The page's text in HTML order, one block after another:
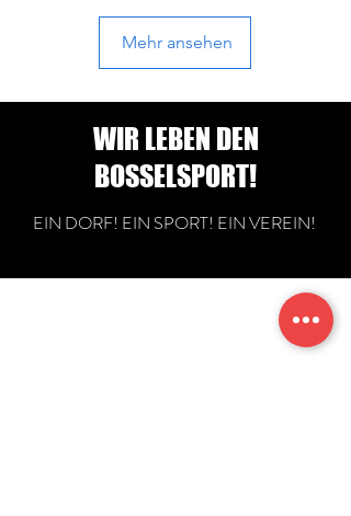
Mehr ansehen
EIN DORF! EIN SPORT! EIN VEREIN!
WIR LEBEN DEN
BOSSELSPORT!